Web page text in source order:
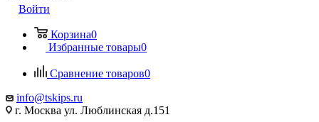
Войти
Корзина0
Избранные товары0
Сравнение товаров0
info@tskips.ru
г. Москва ул. Люблинская д.151